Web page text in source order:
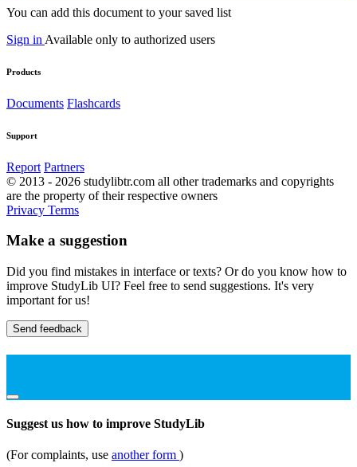
You can add this document to your saved list
Sign in Available only to authorized users
Products
Documents Flashcards
Support
Report Partners
© 2013 - 2026 studylibtr.com all other trademarks and copyrights
are the property of their respective owners
Privacy Terms
Make a suggestion
Did you find mistakes in interface or texts? Or do you know how to
improve StudyLib UI? Feel free to send suggestions. It's very
important for us!
Send feedback
Suggest us how to improve StudyLib
(For complaints, use another form )